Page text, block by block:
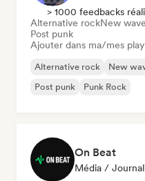
> 1000 feedbacks
Alternative rockNew wave
Post punk
Ajouter dans ma/mes
Alternative rock New
Post punk
Punk Rock
On Beat
Média /